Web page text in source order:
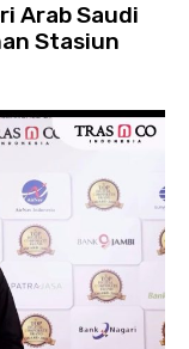
Arab Saudi
Stasiun